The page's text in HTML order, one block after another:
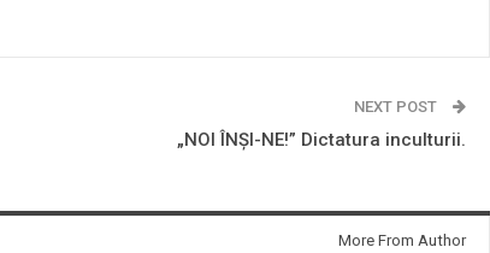
NEXT POST
„NOI ÎNȘI-NE!” Dictatura inculturii.
More From Author